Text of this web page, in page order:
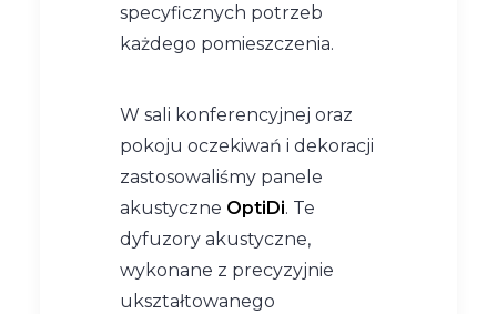
specyficznych potrzeb
każdego pomieszczenia.
W sali konferencyjnej oraz
pokoju oczekiwań i dekoracji
zastosowaliśmy panele
akustyczne OptiDi. Te
dyfuzory akustyczne,
wykonane z precyzyjnie
ukształtowanego